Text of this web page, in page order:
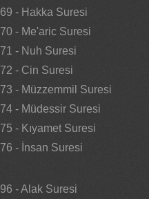
69 - Hakka Suresi
70 - Me'aric Suresi
71 - Nuh Suresi
72 - Cin Suresi
73 - Müzzemmil Suresi
74 - Müdessir Suresi
75 - Kıyamet Suresi
76 - İnsan Suresi
96 - Alak Suresi